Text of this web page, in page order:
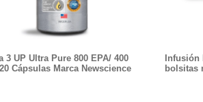
3 UP Ultra Pure 800 EPA/ 400
Cápsulas Marca Newscience
Infusión
bolsitas